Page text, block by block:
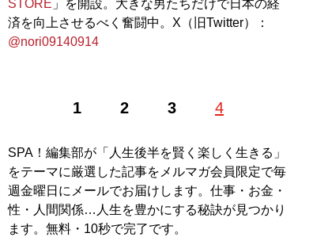
STORE 」を開設。大きな男たちだけで日本の経
済を向上させるべく奮闘中。X（旧Twitter）：
@nori09140914
1 2 3 4
SPA！編集部が「人生後半を賢く楽しく生きる」
をテーマに厳選した記事をメルマガ会員限定で毎
週金曜日にメールでお届けします。仕事・お金・
性・人間関係…人生を豊かにする秘訣が見つかり
ます。無料・10秒で完了です。